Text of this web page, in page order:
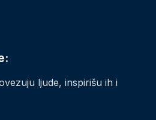
ljude, inspirišu ih i